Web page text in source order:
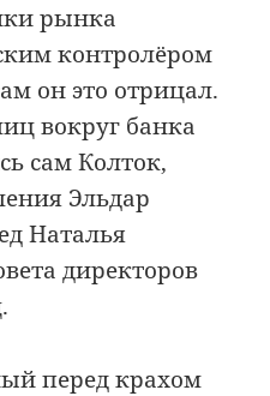
рынка
контролёром
он это отрицал.
вокруг банка
сам Колток,
Эльдар
Наталья
директоров
перед крахом